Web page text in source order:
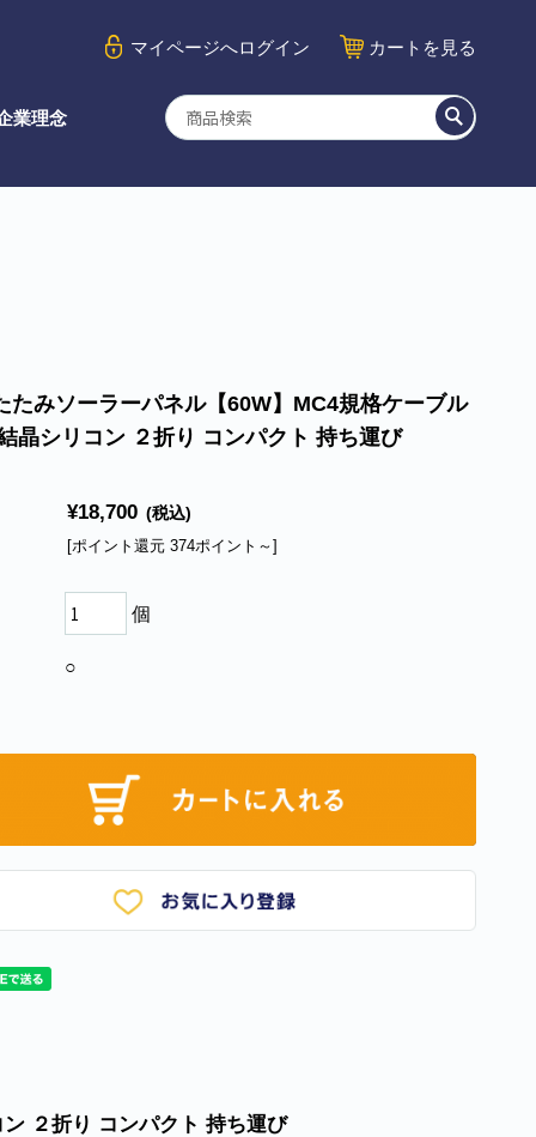
マイページへログイン カート を見る
業理念
たみソーラーパネル【60W】MC4規格ケーブル
晶シリコン ２折り コンパクト 持ち運び
¥18,700 (税込)
[ポイント還元 374ポイント～]
個
○
２折り コンパクト 持ち運び